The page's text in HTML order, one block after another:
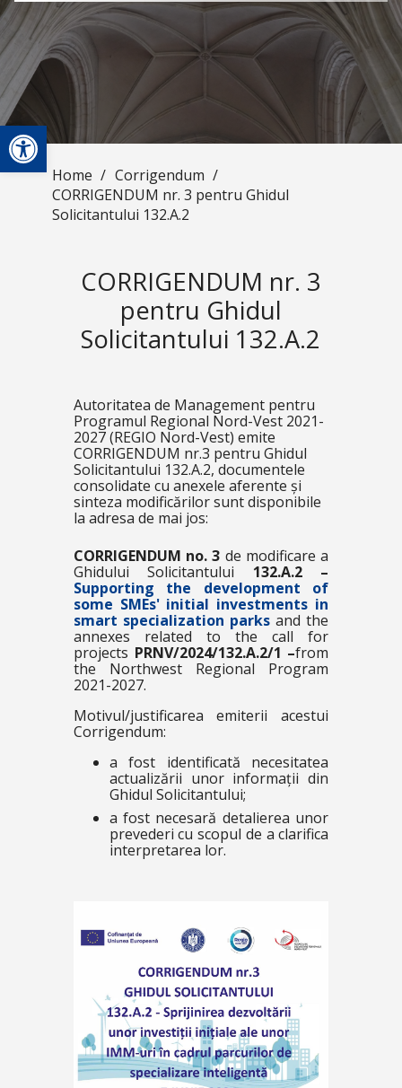
Open toolbar
Home / Corrigendum /
CORRIGENDUM nr. 3 pentru Ghidul
Solicitantului 132.A.2
CORRIGENDUM nr. 3
pentru Ghidul
Solicitantului 132.A.2
Autoritatea de Management pentru
Programul Regional Nord-Vest 2021-
2027 (REGIO Nord-Vest) emite
CORRIGENDUM nr.3 pentru Ghidul
Solicitantului 132.A.2, documentele
consolidate cu anexele aferente și
sinteza modificărilor sunt disponibile
la adresa de mai jos:
CORRIGENDUM no. 3 de modificare a
Ghidului Solicitantului 132.A.2 –
Supporting the development of
some SMEs' initial investments in
smart specialization parks and the
annexes related to the call for
projects PRNV/2024/132.A.2/1 –from
the Northwest Regional Program
2021-2027.
Motivul/justificarea emiterii acestui
Corrigendum:
a fost identificată necesitatea
actualizării unor informații din
Ghidul Solicitantului;
a fost necesară detalierea unor
prevederi cu scopul de a clarifica
interpretarea lor.